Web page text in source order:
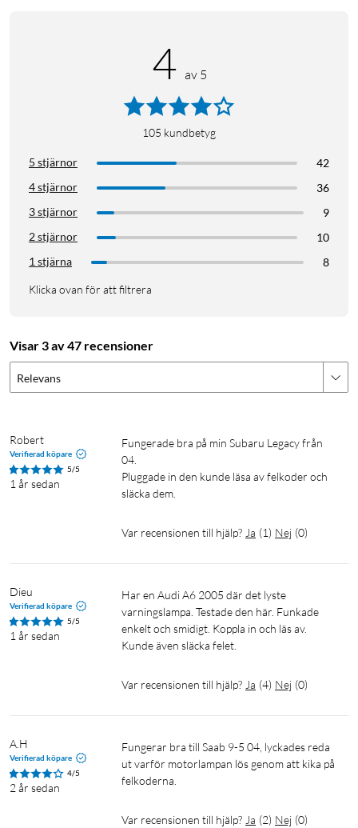
4 av 5
105 kundbetyg
5 stjärnor
42
4 stjärnor
36
3 stjärnor
9
2 stjärnor
10
1 stjärna
8
Klicka ovan för att filtrera
Visar 3 av 47 recensioner
Relevans
Robert
Verifierad köpare
5/5
1 år sedan
Fungerade bra på min Subaru Legacy från
04.
Pluggade in den kunde läsa av felkoder och
Var recensionen till hjälp? Ja (1) Nej (0)
Dieu
Verifierad köpare
5/5
1 år sedan
Har en Audi A6 2005 där det lyste
varningslampa. Testade den här. Funkade
enkelt och smidigt. Koppla in och läs av.
Kunde även släcka felet.
Var recensionen till hjälp? Ja (4) Nej (0)
A.H
Verifierad köpare
4/5
2 år sedan
Fungerar bra till Saab 9-5 04, lyckades reda
ut varför motorlampan lös genom att kika på
felkoderna.
Var recensionen till hjälp? Ja (2) Nej (0)